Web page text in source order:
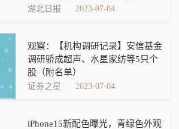
湖北日报 2023-07-04
观察：【机构调研记录】安信基金
调研骄成超声、水星家纺等5只个
股（附名单）
证券之星 2023-07-04
iPhone15新配色曝光，青绿色外观